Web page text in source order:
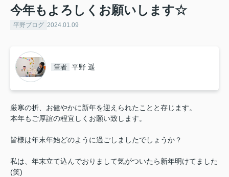
今年もよろしくお願いします☆
平野ブログ 2024.01.09
筆者 平野 遥
厳寒の折、お健やかに新年を迎えられたことと存じます。
本年もご厚誼の程宜しくお願い致します。
皆様は年末年始どのように過ごしましたでしょうか？
私は、年末立て込んでおりまして気がついたら新年明けてました
(笑)